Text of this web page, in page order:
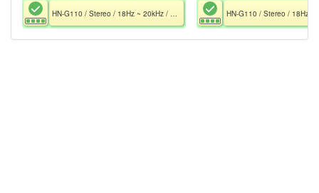
HN-G110 / Stereo / 18Hz ~ 20kHz / 32 Ohm / Mic 20Hz ~ 16kHz / 2x MiniJack 3.5 / 2.1 m